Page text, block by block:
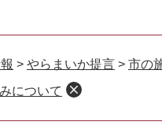
ニ
を
> やらまいか提言 > 市の
について